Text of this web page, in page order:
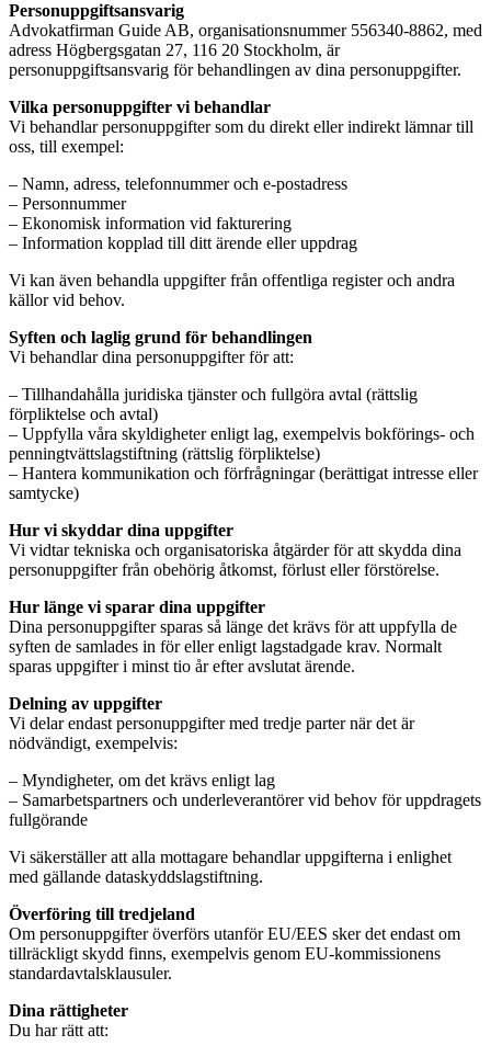
Personuppgiftsansvarig
Advokatfirman Guide AB, organisationsnummer 556340-8862, med
adress Högbergsgatan 27, 116 20 Stockholm, är
personuppgiftsansvarig för behandlingen av dina personuppgifter.
Vilka personuppgifter vi behandlar
Vi behandlar personuppgifter som du direkt eller indirekt lämnar till
oss, till exempel:
– Namn, adress, telefonnummer och e-postadress
– Personnummer
– Ekonomisk information vid fakturering
– Information kopplad till ditt ärende eller uppdrag
Vi kan även behandla uppgifter från offentliga register och andra
källor vid behov.
Syften och laglig grund för behandlingen
Vi behandlar dina personuppgifter för att:
– Tillhandahålla juridiska tjänster och fullgöra avtal (rättslig
förpliktelse och avtal)
– Uppfylla våra skyldigheter enligt lag, exempelvis bokförings- och
penningtvättslagstiftning (rättslig förpliktelse)
– Hantera kommunikation och förfrågningar (berättigat intresse eller
samtycke)
Hur vi skyddar dina uppgifter
Vi vidtar tekniska och organisatoriska åtgärder för att skydda dina
personuppgifter från obehörig åtkomst, förlust eller förstörelse.
Hur länge vi sparar dina uppgifter
Dina personuppgifter sparas så länge det krävs för att uppfylla de
syften de samlades in för eller enligt lagstadgade krav. Normalt
sparas uppgifter i minst tio år efter avslutat ärende.
Delning av uppgifter
Vi delar endast personuppgifter med tredje parter när det är
nödvändigt, exempelvis:
– Myndigheter, om det krävs enligt lag
– Samarbetspartners och underleverantörer vid behov för uppdragets
fullgörande
Vi säkerställer att alla mottagare behandlar uppgifterna i enlighet
med gällande dataskyddslagstiftning.
Överföring till tredjeland
Om personuppgifter överförs utanför EU/EES sker det endast om
tillräckligt skydd finns, exempelvis genom EU-kommissionens
standardavtalsklausuler.
Dina rättigheter
Du har rätt att: